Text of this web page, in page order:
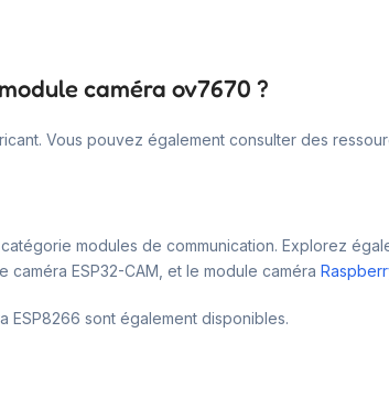
caméra ov7670 ?
Vous pouvez également consulter des
modules de communication. Explorez
ESP32-CAM, et le module caméra
ESP8266 sont également disponibles.